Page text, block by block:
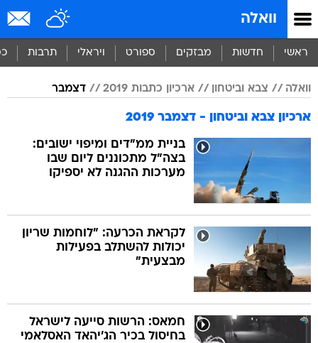
וואלה
ראשי חדשות מבזקים ספורט ויראלי תרבות
וואלה צבא וביטחון ארכיון כתבות 2019 דצמבר
ארכיון צבא וביטחון - דצמבר 2019
בניית ממ"דים ומיפוי ישובים:
בצה"ל מתכוננים ליום שבו
מערכות ההגנה לא יספיקו
לקראת הכרעה: "לוחמות שריון
יכולות להשתלב בפעילות
מבצעית"
חמאס: הרשות סייעה לישראל
בחיסול בכיר הג'יהאד האסלאמי